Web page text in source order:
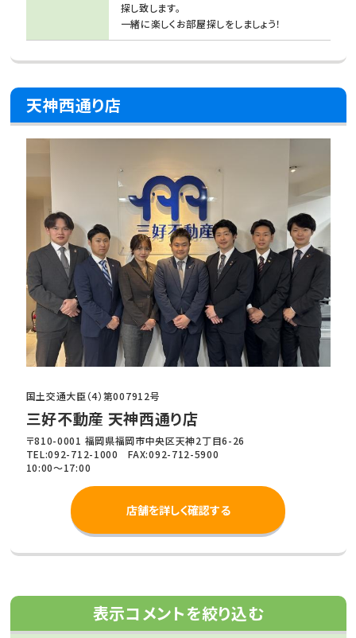
探し致します。
一緒に楽しくお部屋探しをしましょう！
天神西通り店
国土交通大臣（4）第007912号
三好不動産 天神西通り店
〒810-0001 福岡県福岡市中央区天神2丁目6-26
TEL:092-712-1000 FAX:092-712-5900
10:00～17:00
店舗を詳しく確認する
表示コメントを絞り込む